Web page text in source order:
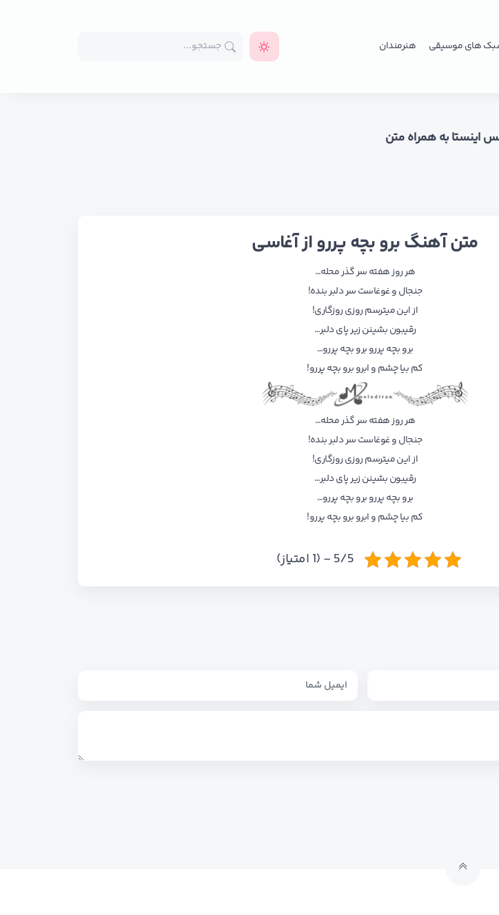
های موسیقی هنرمندان
اینستا به همراه متن
متن آهنگ برو بچه پررو از آغاسی
ﻫﺮ روز ﻫﻔﺘﻪ ﺳﺮ ﮔﺬر ﻣﺤﻠﻪ…
ﺟﻨﺠﺎل و ﻏﻮﻏﺎﺳﺖ ﺳﺮ دﻟﺒﺮ ﺑﻨﺪه!
از اﻳﻦ ﻣﻴﺘﺮﺳﻢ روزی روزﮔﺎری!
رﻗﻴﺒﻮن ﺑﺸﻴﻨﻦ زﻳﺮ ﭘﺎی دﻟﺒﺮ…
ﺑﺮو ﺑﭽﻪ ﭘﺮرو ﺑﺮو ﺑﭽﻪ ﭘﺮرو…
ﻛﻢ ﺑﻴﺎ ﭼﺸﻢ و اﺑﺮو ﺑﺮو ﺑﭽﻪ ﭘﺮرو!
ﻫﺮ روز ﻫﻔﺘﻪ ﺳﺮ ﮔﺬر ﻣﺤﻠﻪ…
ﺟﻨﺠﺎل و ﻏﻮﻏﺎﺳﺖ ﺳﺮ دﻟﺒﺮ ﺑﻨﺪه!
از اﻳﻦ ﻣﻴﺘﺮﺳﻢ روزی روزﮔﺎری!
رﻗﻴﺒﻮن ﺑﺸﻴﻨﻦ زﻳﺮ ﭘﺎی دﻟﺒﺮ…
ﺑﺮو ﺑﭽﻪ ﭘﺮرو ﺑﺮو ﺑﭽﻪ ﭘﺮرو…
ﻛﻢ ﺑﻴﺎ ﭼﺸﻢ و اﺑﺮو ﺑﺮو ﺑﭽﻪ ﭘﺮرو!
5/5 - (1 امتیاز)